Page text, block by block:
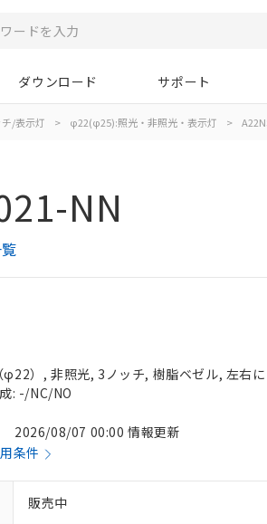
ダウンロード サポート
/表示灯 > φ22(φ25):照光・非照光・表示灯 >
NN
）, 非照光, 3ノッチ, 樹脂ベゼル, 左右
: -/NC/NO
2026/08/07 00:00 情報更新
条件
販売中